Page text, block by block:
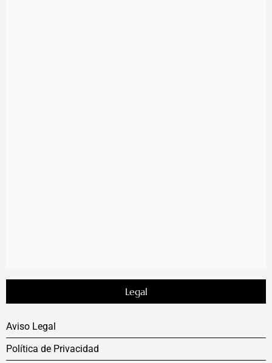
Legal
Aviso Legal
Política de Privacidad